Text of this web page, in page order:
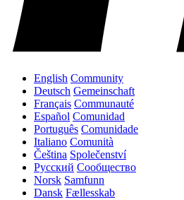
English Community
Deutsch Gemeinschaft
Français Communauté
Español Comunidad
Português Comunidade
Italiano Comunità
Čeština Společenství
Русский Сообщество
Norsk Samfunn
Dansk Fællesskab